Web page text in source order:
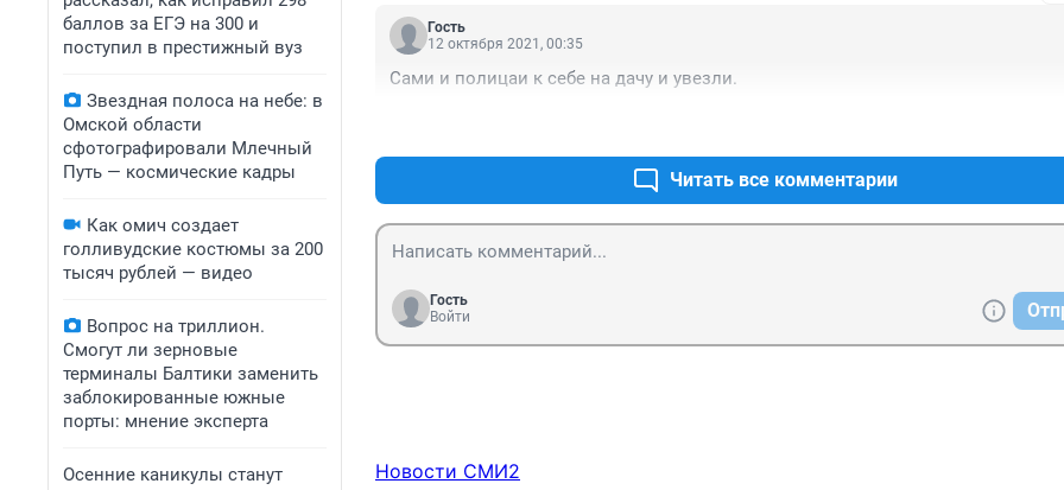
баллов за ЕГЭ на 300 и
поступил в престижный вуз
Звездная полоса на небе: в
Омской области
сфотографировали Млечный
Путь — космические кадры
Как омич создает
голливудские костюмы за 200
тысяч рублей — видео
Вопрос на триллион.
Смогут ли зерновые
терминалы Балтики заменить
заблокированные южные
порты: мнение эксперта
Осенние каникулы станут
Гость
12 октября 2021, 00:35
Сами и полицаи к себе на дачу и увезли.
Читать все комментарии
Гость
Войти
Новости СМИ2